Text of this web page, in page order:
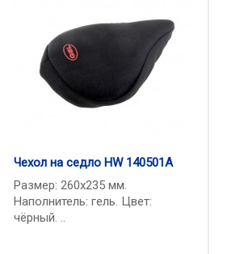
Чехол на седло HW 140501A
Размер: 260x235 мм.
Наполнитель: гель. Цвет:
чёрный. ..